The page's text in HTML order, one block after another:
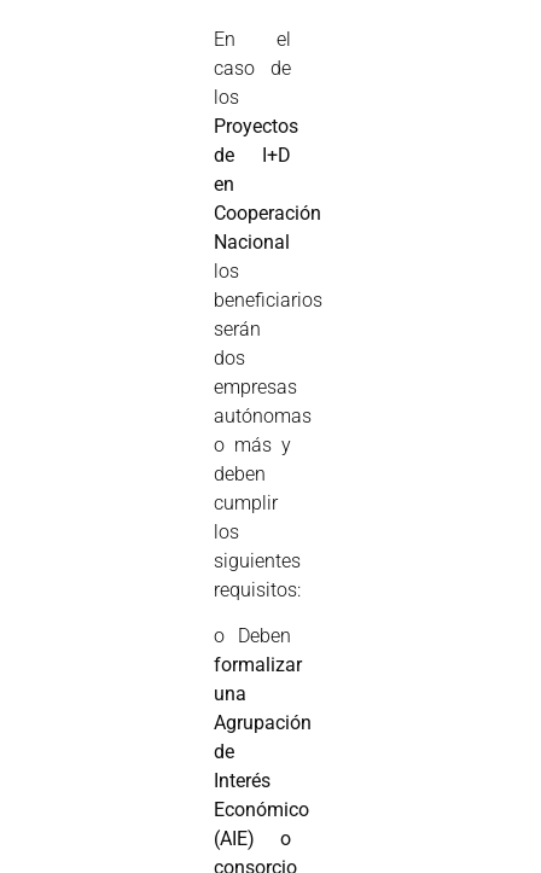
En el
caso de
los
Proyectos
de I+D
en
Cooperación
Nacional
los
beneficiarios
serán
dos
empresas
autónomas
o más y
deben
cumplir
los
siguientes
requisitos:
o Deben
formalizar
una
Agrupación
de
Interés
Económico
(AIE) o
consorcio